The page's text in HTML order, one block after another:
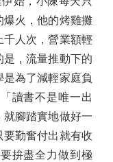
爆火，他的烤雞攤
人次，營業額輕
，流量推動下的
為了減輕家庭負
讀書不是唯一出
腳踏實地做好一
勤奮付出就有收
拚盡全力做到極